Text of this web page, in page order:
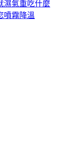
濕氣重吃什麼
噴霧降溫